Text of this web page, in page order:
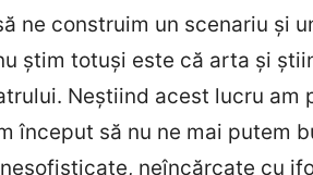
ne construim un scenariu și
știm totuși este că arta și
Neștiind acest lucru am
început să nu ne mai putem
neîncărcate cu